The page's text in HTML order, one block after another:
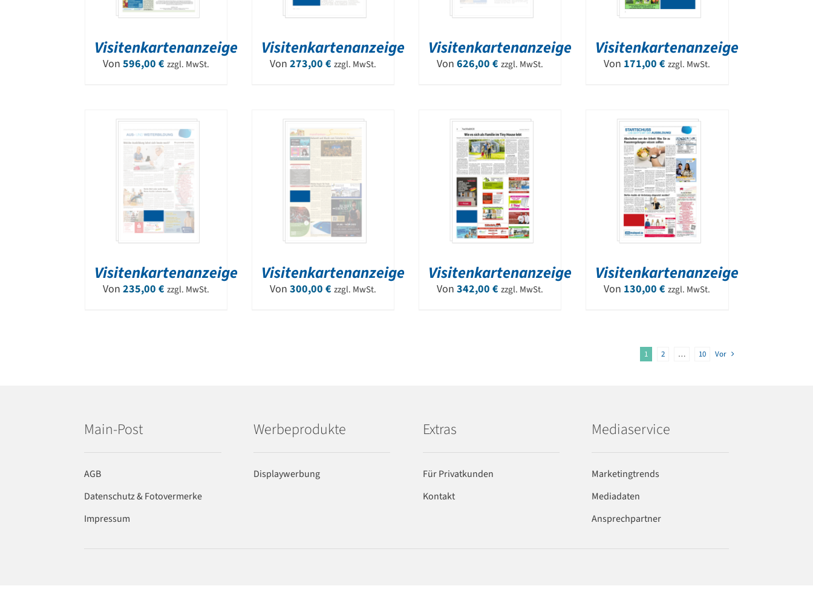
Visitenkartenanzeige
Von 596,00 € zzgl. MwSt.
Visitenkartenanzeige
Von 273,00 € zzgl. MwSt.
Visitenkartenanzeige
Von 626,00€ zzgl. MwSt.
Visitenkartenanzeige
Von 171,00€ zzgl. MwSt.
Visitenkartenanzeige
Von 235,00 € zzgl. MwSt.
Visitenkartenanzeige
Von 300,00 € zzgl. MwSt.
Visitenkartenanzeige
Von 342,00€ zzgl. MwSt.
Visitenkartenanzeige
Von 130,00€ zzgl. MwSt.
1 2 … 10 Vor
Main-Post
AGB
Datenschutz & Fotovermerke
Impressum
Werbeprodukte
Displaywerbung
Extras
Für Privatkunden
Kontakt
Mediaservice
Marketingtrends
Mediadaten
Ansprechpartner